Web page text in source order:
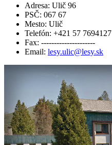
Adresa: Ulič 96
PSČ: 067 67
Mesto: Ulič
Telefón: +421 57 7694127
Fax: ---------------------
Email: lesy.ulic@lesy.sk